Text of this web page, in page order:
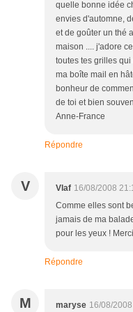
quelle bonne idée
envies d'automne,
et de goûter un thé
maison .... j'adore
toutes tes grilles
ma boîte mail en
bonheur de
de toi et bien
Anne-France
Répondre
V Vlaf 16/08/2008
Comme elles sont
jamais de ma
pour les yeux !
Répondre
M maryse 16/08/